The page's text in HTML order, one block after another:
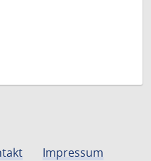
Impressum